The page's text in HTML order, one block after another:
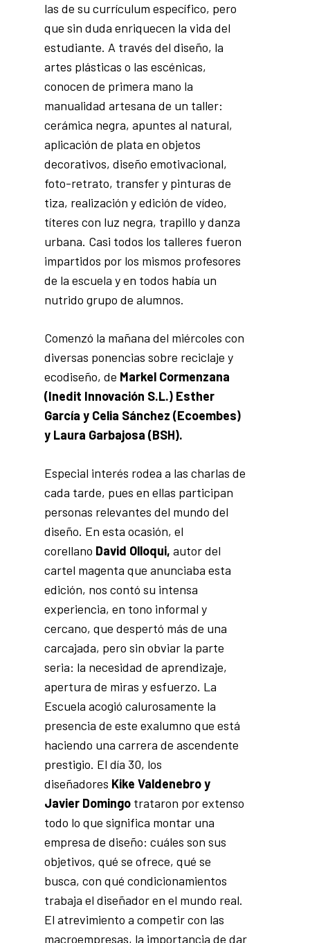
las de su currículum específico, pero
que sin duda enriquecen la vida del
estudiante. A través del diseño, la
artes plásticas o las escénicas,
conocen de primera mano la
manualidad artesana de un taller:
cerámica negra, apuntes al natural,
aplicación de plata en objetos
decorativos, diseño emotivacional,
foto-retrato, transfer y pinturas de
tiza, realización y edición de vídeo,
títeres con luz negra, trapillo y danza
urbana. Casi todos los talleres fueron
impartidos por los mismos profesores
de la escuela y en todos había un
nutrido grupo de alumnos.
Comenzó la mañana del miércoles con
diversas ponencias sobre reciclaje y
ecodiseño, de Markel Cormenzana
(Inedit Innovación S.L.) Esther
García y Celia Sánchez (Ecoembes)
y Laura Garbajosa (BSH).
Especial interés rodea a las charlas de
cada tarde, pues en ellas participan
personas relevantes del mundo del
diseño. En esta ocasión, el
corellano David Olloqui, autor del
cartel magenta que anunciaba esta
edición, nos contó su intensa
experiencia, en tono informal y
cercano, que despertó más de una
carcajada, pero sin obviar la parte
seria: la necesidad de aprendizaje,
apertura de miras y esfuerzo. La
Escuela acogió calurosamente la
presencia de este exalumno que está
haciendo una carrera de ascendente
prestigio. El día 30, los
diseñadores Kike Valdenebro y
Javier Domingo trataron por extenso
todo lo que significa montar una
empresa de diseño: cuáles son sus
objetivos, qué se ofrece, qué se
busca, con qué condicionamientos
trabaja el diseñador en el mundo real.
El atrevimiento a competir con las
macroempresas, la importancia de dar